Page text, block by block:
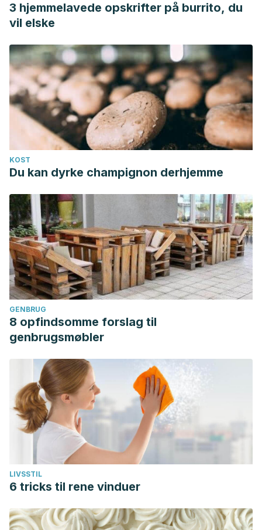
3 hjemmelavede opskrifter på burrito, du
vil elske
KOST
Du kan dyrke champignon derhjemme
GENBRUG
8 opfindsomme forslag til
genbrugsmøbler
LIVSSTIL
6 tricks til rene vinduer